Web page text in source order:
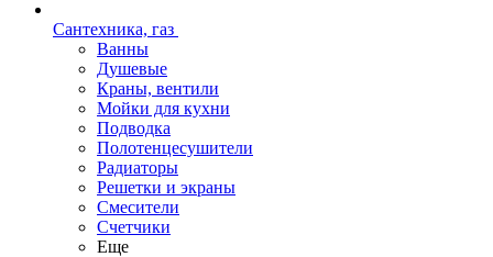
Сантехника, газ
Ванны
Душевые
Краны, вентили
Мойки для кухни
Подводка
Полотенцесушители
Радиаторы
Решетки и экраны
Смесители
Счетчики
Еще